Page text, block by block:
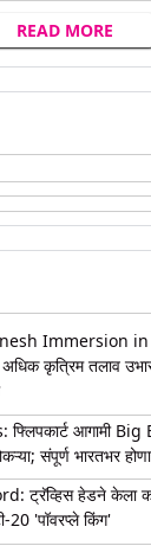
READ MORE
Immersion in
अधिक कृत्रिम तलाव
आगामी
संपूर्ण भारतभर
ट्रॅव्हिस हेडने केला
20 'पॉवरप्ले किंग'